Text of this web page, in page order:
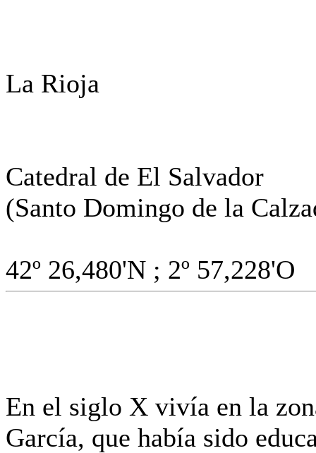
La Rioja
Catedral de El Salvador
(Santo Domingo de la
42º 26,480'N ; 2º 57,228'O
En el siglo X vivía en la
García, que había sido